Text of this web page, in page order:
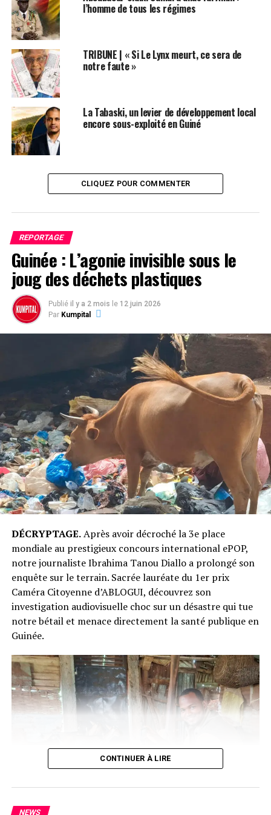
répondre à l’appel du FNDC
NE RATEZ PAS
Sékou Koundouno révèle : «[…] Il nous a dit sous un ton
menaçant : vous devez dissoudre le FNDC… »
l’homme de tous les régimes
TRIBUNE | « Si Le Lynx meurt, ce sera de
notre faute »
La Tabaski, un levier de développement local
encore sous-exploité en Guiné
CLIQUEZ POUR COMMENTER
REPORTAGE
Guinée : L’agonie invisible sous le
joug des déchets plastiques
Publié il y a 2 mois le 12 juin 2026
Par Kumpital
DÉCRYPTAGE.Après avoir décroché la 3e place
mondiale au prestigieux concours international ePOP,
notre journaliste Ibrahima Tanou Diallo a prolongé son
enquête sur le terrain. Sacrée lauréate du 1er prix
Caméra Citoyenne d’ABLOGUI, découvrez son
investigation audiovisuelle choc sur un désastre qui tue
notre bétail et menace directement la santé publique en
Guinée.
CONTINUER À LIRE
NEWS